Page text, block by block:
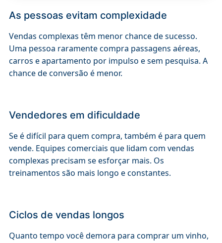
As pessoas evitam complexidade
Vendas complexas têm menor chance de sucesso.
Uma pessoa raramente compra passagens aéreas,
carros e apartamento por impulso e sem pesquisa. A
chance de conversão é menor.
Vendedores em dificuldade
Se é difícil para quem compra, também é para quem
vende. Equipes comerciais que lidam com vendas
complexas precisam se esforçar mais. Os
treinamentos são mais longo e constantes.
Ciclos de vendas longos
Quanto tempo você demora para comprar um vinho,